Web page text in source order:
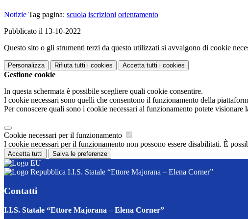
Notizie Tag pagina: scuola iscrizioni orientamento
Pubblicato il 13-10-2022
Questo sito o gli strumenti terzi da questo utilizzati si avvalgono di cookie
Personalizza Rifiuta tutti i cookies Accetta tutti i cookies
Gestione cookie
In questa schermata è possibile scegliere quali cookie consentire.
I cookie necessari sono quelli che consentono il funzionamento della
Per conoscere quali sono i cookie necessari al funzionamento potete visionare
Cookie necessari per il funzionamento
I cookie necessari per il funzionamento non possono essere disabilitati. È
Accetta tutti Salva le preferenze
I.I.S. Statale “Ettore Majorana – Elena Corner”
Contatti
I.I.S. Statale “Ettore Majorana – Elena Corner”